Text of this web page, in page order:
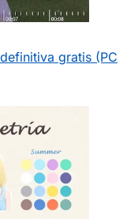
gratis (PC